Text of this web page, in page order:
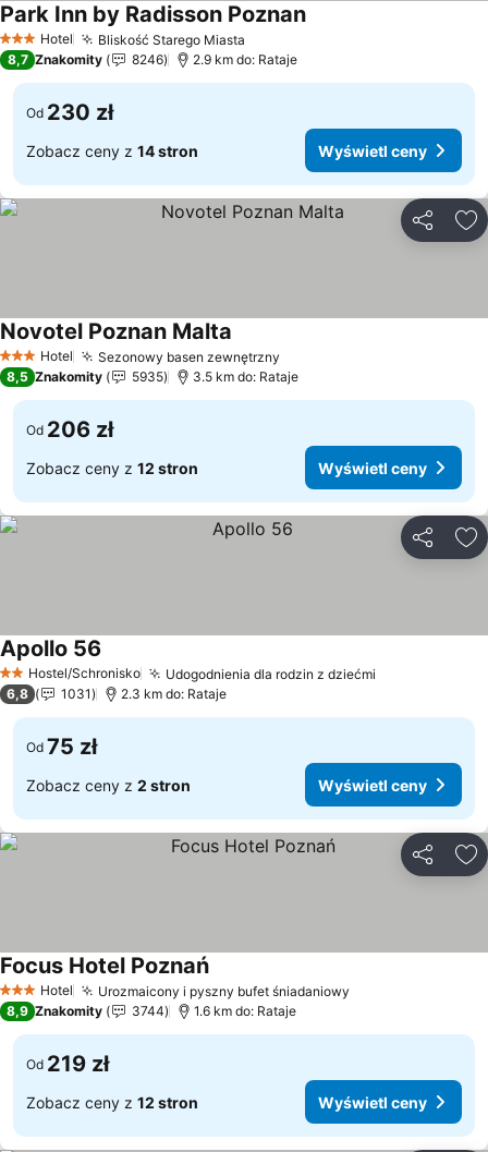
3 Kategoria
Hotel Bliskość Starego Miasta
Park Inn by Radisson PoznanWyświetl ceny
8,7 Znakomity 8246 2.9 km do: Rataje
Od 230 zł
Zobacz ceny z 14 stron Wyświetl ceny
3 Kategoria
Hotel Sezonowy basen zewnętrzny
Novotel Poznan Malta
8,5 Znakomity 5935 3.5 km do: Rataje
Od 206 zł
Zobacz ceny z 12 stron Wyświetl ceny
2 Kategoria
Hostel/Schronisko Udogodnienia dla rodzin z dziećmi
Apollo 56
6,8 1031 2.3 km do: Rataje
Od 75 zł
Zobacz ceny z 2 stron Wyświetl ceny
3 Kategoria
Hotel Urozmaicony i pyszny bufet śniadaniowy
Focus Hotel PoznańWyświetl ceny
8,9 Znakomity 3744 1.6 km do: Rataje
Od 219 zł
Zobacz ceny z 12 stron Wyświetl ceny